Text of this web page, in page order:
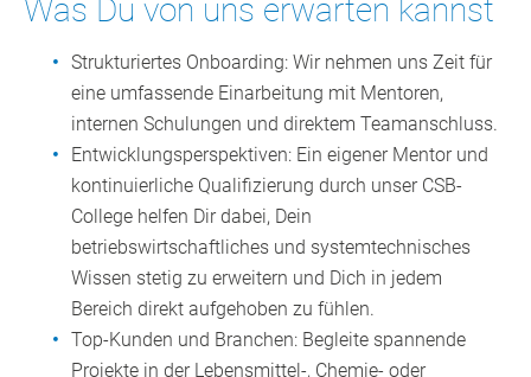
Was Du von uns erwarten kannst
Strukturiertes Onboarding: Wir nehmen uns Zeit für
eine umfassende Einarbeitung mit Mentoren,
internen Schulungen und direktem Teamanschluss.
Entwicklungsperspektiven: Ein eigener Mentor und
kontinuierliche Qualifizierung durch unser CSB-
College helfen Dir dabei, Dein
betriebswirtschaftliches und systemtechnisches
Wissen stetig zu erweitern und Dich in jedem
Bereich direkt aufgehoben zu fühlen.
Top-Kunden und Branchen: Begleite spannende
Projekte in der Lebensmittel-, Chemie- oder